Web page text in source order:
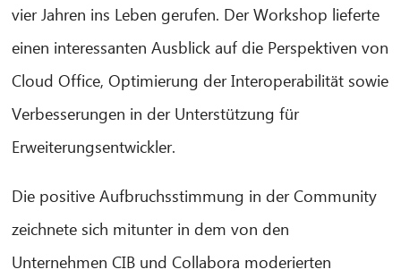
vier Jahren ins Leben gerufen. Der Workshop lieferte
einen interessanten Ausblick auf die Perspektiven von
Cloud Office, Optimierung der Interoperabilität sowie
Verbesserungen in der Unterstützung für
Erweiterungsentwickler.
Die positive Aufbruchsstimmung in der Community
zeichnete sich mitunter in dem von den
Unternehmen CIB und Collabora moderierten